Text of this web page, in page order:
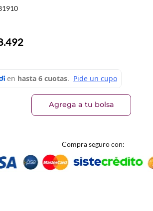
.492
Agrega a tu bolsa
Compra seguro con: